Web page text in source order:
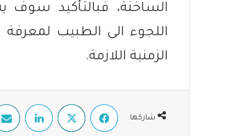
الساخنة، فبالتأكيد سوف
اللجوء الى الطبيب لمعرفة
الزمنية اللازمة.
شاركها
فيسبوك لينكدإن